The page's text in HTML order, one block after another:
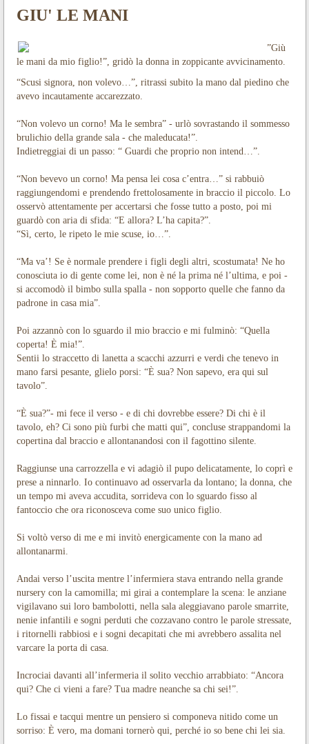
GIU' LE MANI
”Giù
le mani da mio figlio!”, gridò la donna in zoppicante avvicinamento.
“Scusi signora, non volevo…”, ritrassi subito la mano dal piedino che
avevo incautamente accarezzato.
“Non volevo un corno! Ma le sembra” - urlò sovrastando il sommesso
brulichio della grande sala - che maleducata!”.
Indietreggiai di un passo: “ Guardi che proprio non intend…”.
“Non bevevo un corno! Ma pensa lei cosa c’entra…” si rabbuiò
raggiungendomi e prendendo frettolosamente in braccio il piccolo. Lo
osservò attentamente per accertarsi che fosse tutto a posto, poi mi
guardò con aria di sfida: “E allora? L’ha capita?”.
“Sì, certo, le ripeto le mie scuse, io…”.
“Ma va’! Se è normale prendere i figli degli altri, scostumata! Ne ho
conosciuta io di gente come lei, non è né la prima né l’ultima, e poi -
si accomodò il bimbo sulla spalla - non sopporto quelle che fanno da
padrone in casa mia”.
Poi azzannò con lo sguardo il mio braccio e mi fulminò: “Quella
coperta! È mia!”.
Sentii lo straccetto di lanetta a scacchi azzurri e verdi che tenevo in
mano farsi pesante, glielo porsi: “È sua? Non sapevo, era qui sul
tavolo”.
“È sua?”- mi fece il verso - e di chi dovrebbe essere? Di chi è il
tavolo, eh? Ci sono più furbi che matti qui”, concluse strappandomi la
copertina dal braccio e allontanandosi con il fagottino silente.
Raggiunse una carrozzella e vi adagiò il pupo delicatamente, lo coprì e
prese a ninnarlo. Io continuavo ad osservarla da lontano; la donna, che
un tempo mi aveva accudita, sorrideva con lo sguardo fisso al
fantoccio che ora riconosceva come suo unico figlio.
Si voltò verso di me e mi invitò energicamente con la mano ad
allontanarmi.
Andai verso l’uscita mentre l’infermiera stava entrando nella grande
nursery con la camomilla; mi girai a contemplare la scena: le anziane
vigilavano sui loro bambolotti, nella sala aleggiavano parole smarrite,
nenie infantili e sogni perduti che cozzavano contro le parole stressate,
i ritornelli rabbiosi e i sogni decapitati che mi avrebbero assalita nel
varcare la porta di casa.
Incrociai davanti all’infermeria il solito vecchio arrabbiato: “Ancora
qui? Che ci vieni a fare? Tua madre neanche sa chi sei!”.
Lo fissai e tacqui mentre un pensiero si componeva nitido come un
sorriso: È vero, ma domani tornerò qui, perché io so bene chi lei sia.